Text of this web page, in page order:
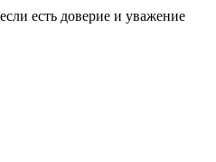
есть доверие и уважение